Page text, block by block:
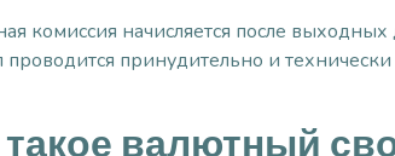
комиссия начисляется после
принудительно и
валютный